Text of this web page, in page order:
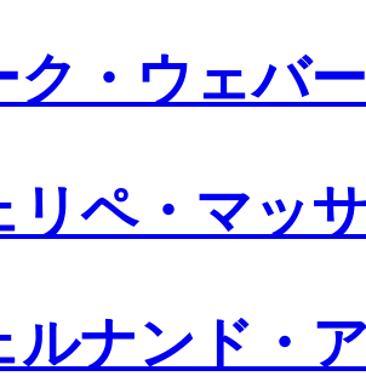
ク・ウェバー
リペ・マッ
ルナンド・